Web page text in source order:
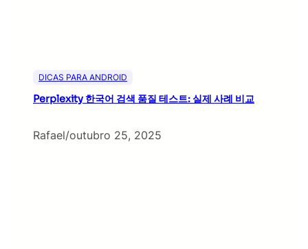
DICAS PARA ANDROID
Perplexity 한국어 검색 품질 테스트: 실제 사례 비교
Rafael/outubro 25, 2025